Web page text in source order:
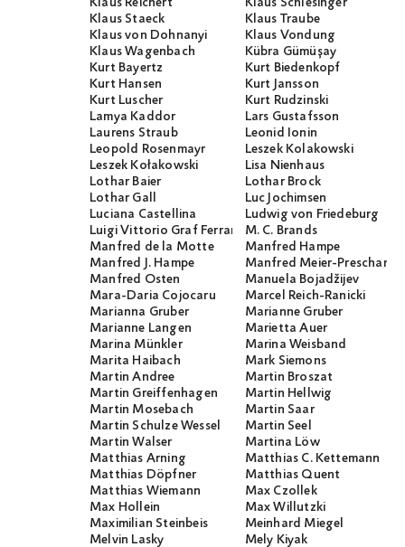
Klaus Staeck
Klaus Traube
Klaus von Dohnanyi
Klaus Vondung
Klaus Wagenbach
Kübra Gümüşay
Kurt Bayertz
Kurt Biedenkopf
Kurt Hansen
Kurt Jansson
Kurt Luscher
Kurt Rudzinski
Lamya Kaddor
Lars Gustafsson
Laurens Straub
Leonid Ionin
Leopold Rosenmayr
Leszek Kolakowski
Leszek Kołakowski
Lisa Nienhaus
Lothar Baier
Lothar Brock
Lothar Gall
Luc Jochimsen
Luciana Castellina
Ludwig von Friedeburg
Luigi Vittorio Graf Ferraris
M. C. Brands
Manfred de la Motte
Manfred Hampe
Manfred J. Hampe
Manfred Meier-Preschany
Manfred Osten
Manuela Bojadžijev
Mara-Daria Cojocaru
Marcel Reich-Ranicki
Marianna Gruber
Marianne Gruber
Marianne Langen
Marietta Auer
Marina Münkler
Marina Weisband
Marita Haibach
Mark Siemons
Martin Andree
Martin Broszat
Martin Greiffenhagen
Martin Hellwig
Martin Mosebach
Martin Saar
Martin Schulze Wessel
Martin Seel
Martin Walser
Martina Löw
Matthias Arning
Matthias C. Kettemann
Matthias Döpfner
Matthias Quent
Matthias Wiemann
Max Czollek
Max Hollein
Max Willutzki
Maximilian Steinbeis
Meinhard Miegel
Melvin Lasky
Mely Kiyak